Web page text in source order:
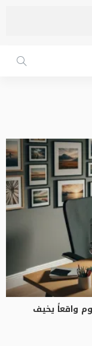
واقعاً يخيف